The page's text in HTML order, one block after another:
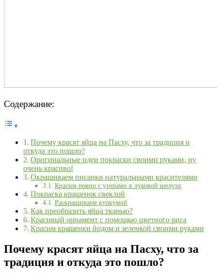
Содержание:
Почему красят яйца на Пасху, что за традиция и
откуда это пошло?
Оригинальные идеи покраски своими руками, ну
очень красиво!
Окрашиваем писанки натуральными красителями
Красим ровно с узорами в луковой шелухе
Покраска крашенок свеклой
Раскрашиваем куркумой
Как преобразить яйца тканью?
Красивый орнамент с помощью цветного риса
Красим крашенки йодом и зеленкой своими руками
Почему красят яйца на Пасху, что за
традиция и откуда это пошло?